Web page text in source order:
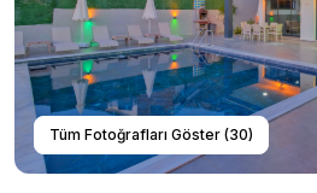
Tüm Fotoğrafları Göster (30)